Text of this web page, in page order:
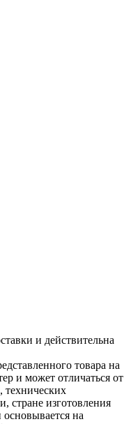
и действительна
товара на
и может отличаться от
стране изготовления
на